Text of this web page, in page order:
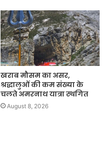
खराब मौसम का असर,
श्रद्धालुओं की कम संख्या के
चलते अमरनाथ यात्रा स्थगित
August 8, 2026